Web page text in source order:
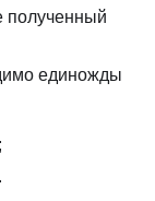
полученный
единожды
;
.